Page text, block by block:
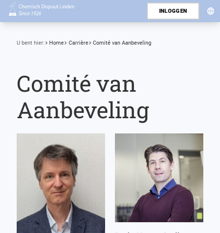
INLOGGEN
U bent hier: Home Carrière Comité van Aanbeveling
Comité van
Aanbeveling